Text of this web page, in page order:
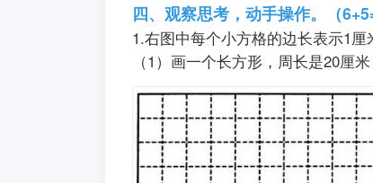
四、观察思考，动手操作。（
1.右图中每个小方格的边长表示1
（1）画一个长方形，周长是20厘